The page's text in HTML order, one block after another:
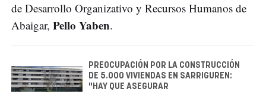
de Desarrollo Organizativo y Recursos Humanos de
Abaigar, Pello Yaben.
PREOCUPACIÓN POR LA CONSTRUCCIÓN
DE 5.000 VIVIENDAS EN SARRIGUREN:
"HAY QUE ASEGURAR